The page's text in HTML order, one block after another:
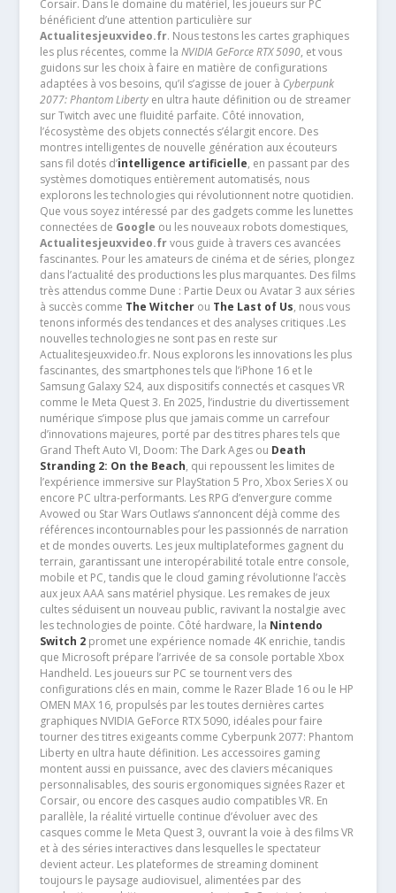
Corsair. Dans le domaine du matériel, les joueurs sur PC
bénéficient d’une attention particulière sur
Actualitesjeuxvideo.fr. Nous testons les cartes graphiques
les plus récentes, comme la NVIDIA GeForce RTX 5090, et vous
guidons sur les choix à faire en matière de configurations
adaptées à vos besoins, qu’il s’agisse de jouer à Cyberpunk
2077: Phantom Libertyen ultra haute définition ou de streamer
sur Twitch avec une fluidité parfaite. Côté innovation,
l’écosystème des objets connectés s’élargit encore. Des
montres intelligentes de nouvelle génération aux écouteurs
sans fil dotés d’intelligence artificielle, en passant par des
systèmes domotiques entièrement automatisés, nous
explorons les technologies qui révolutionnent notre quotidien.
Que vous soyez intéressé par des gadgets comme les lunettes
connectées de Google ou les nouveaux robots domestiques,
Actualitesjeuxvideo.frvous guide à travers ces avancées
fascinantes. Pour les amateurs de cinéma et de séries, plongez
dans l’actualité des productions les plus marquantes. Des films
très attendus comme Dune : Partie Deux ou Avatar 3 aux séries
à succès comme The Witcherou The Last of Us, nous vous
tenons informés des tendances et des analyses critiques .Les
nouvelles technologies ne sont pas en reste sur
Actualitesjeuxvideo.fr. Nous explorons les innovations les plus
fascinantes, des smartphones tels que l’iPhone 16 et le
Samsung Galaxy S24, aux dispositifs connectés et casques VR
comme le Meta Quest 3. En 2025, l’industrie du divertissement
numérique s’impose plus que jamais comme un carrefour
d’innovations majeures, porté par des titres phares tels que
Grand Theft Auto VI, Doom: The Dark Ages ou Death
Stranding 2: On the Beach, qui repoussent les limites de
l’expérience immersive sur PlayStation 5 Pro, Xbox Series X ou
encore PC ultra-performants. Les RPG d’envergure comme
Avowed ou Star Wars Outlaws s’annoncent déjà comme des
références incontournables pour les passionnés de narration
et de mondes ouverts. Les jeux multiplateformes gagnent du
terrain, garantissant une interopérabilité totale entre console,
mobile et PC, tandis que le cloud gaming révolutionne l’accès
aux jeux AAA sans matériel physique. Les remakes de jeux
cultes séduisent un nouveau public, ravivant la nostalgie avec
les technologies de pointe. Côté hardware, la Nintendo
Switch 2promet une expérience nomade 4K enrichie, tandis
que Microsoft prépare l’arrivée de sa console portable Xbox
Handheld. Les joueurs sur PC se tournent vers des
configurations clés en main, comme le Razer Blade 16 ou le HP
OMEN MAX 16, propulsés par les toutes dernières cartes
graphiques NVIDIA GeForce RTX 5090, idéales pour faire
tourner des titres exigeants comme Cyberpunk 2077: Phantom
Liberty en ultra haute définition. Les accessoires gaming
montent aussi en puissance, avec des claviers mécaniques
personnalisables, des souris ergonomiques signées Razer et
Corsair, ou encore des casques audio compatibles VR. En
parallèle, la réalité virtuelle continue d’évoluer avec des
casques comme le Meta Quest 3, ouvrant la voie à des films VR
et à des séries interactives dans lesquelles le spectateur
devient acteur. Les plateformes de streaming dominent
toujours le paysage audiovisuel, alimentées par des